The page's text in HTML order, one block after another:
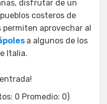
disfrutar de un
costeros de
aprovechar al
a algunos de los
Italia.
0 Promedio: 0)